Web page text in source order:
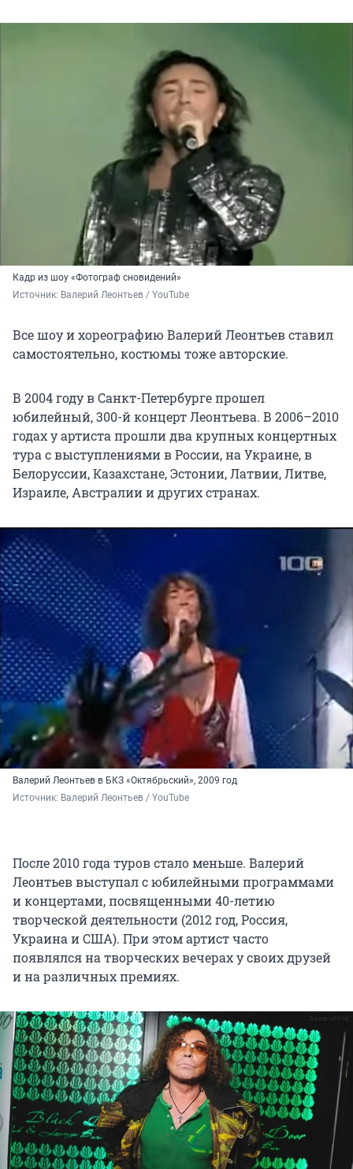
Кадр из шоу «Фотограф сновидений»
Источник: Валерий Леонтьев / YouTube
Все шоу и хореографию Валерий Леонтьев ставил
самостоятельно, костюмы тоже авторские.
В 2004 году в Санкт-Петербурге прошел
юбилейный, 300-й концерт Леонтьева. В 2006–2010
годах у артиста прошли два крупных концертных
тура с выступлениями в России, на Украине, в
Белоруссии, Казахстане, Эстонии, Латвии, Литве,
Израиле, Австралии и других странах.
Валерий Леонтьев в БКЗ «Октябрьский», 2009 год
Источник: Валерий Леонтьев / YouTube
После 2010 года туров стало меньше. Валерий
Леонтьев выступал с юбилейными программами
и концертами, посвященными 40-летию
творческой деятельности (2012 год, Россия,
Украина и США). При этом артист часто
появлялся на творческих вечерах у своих друзей
и на различных премиях.